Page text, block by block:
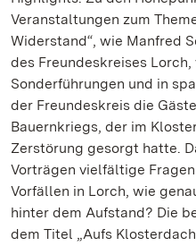
Veranstaltungen zum
Widerstand“, wie Manfred
des Freundeskreises
Sonderführungen und in
der Freundeskreis die
Bauernkriegs, der im
Zerstörung gesorgt hatte.
Vorträgen vielfältige
Vorfällen in Lorch, wie
hinter dem Aufstand? Die
dem Titel „Aufs